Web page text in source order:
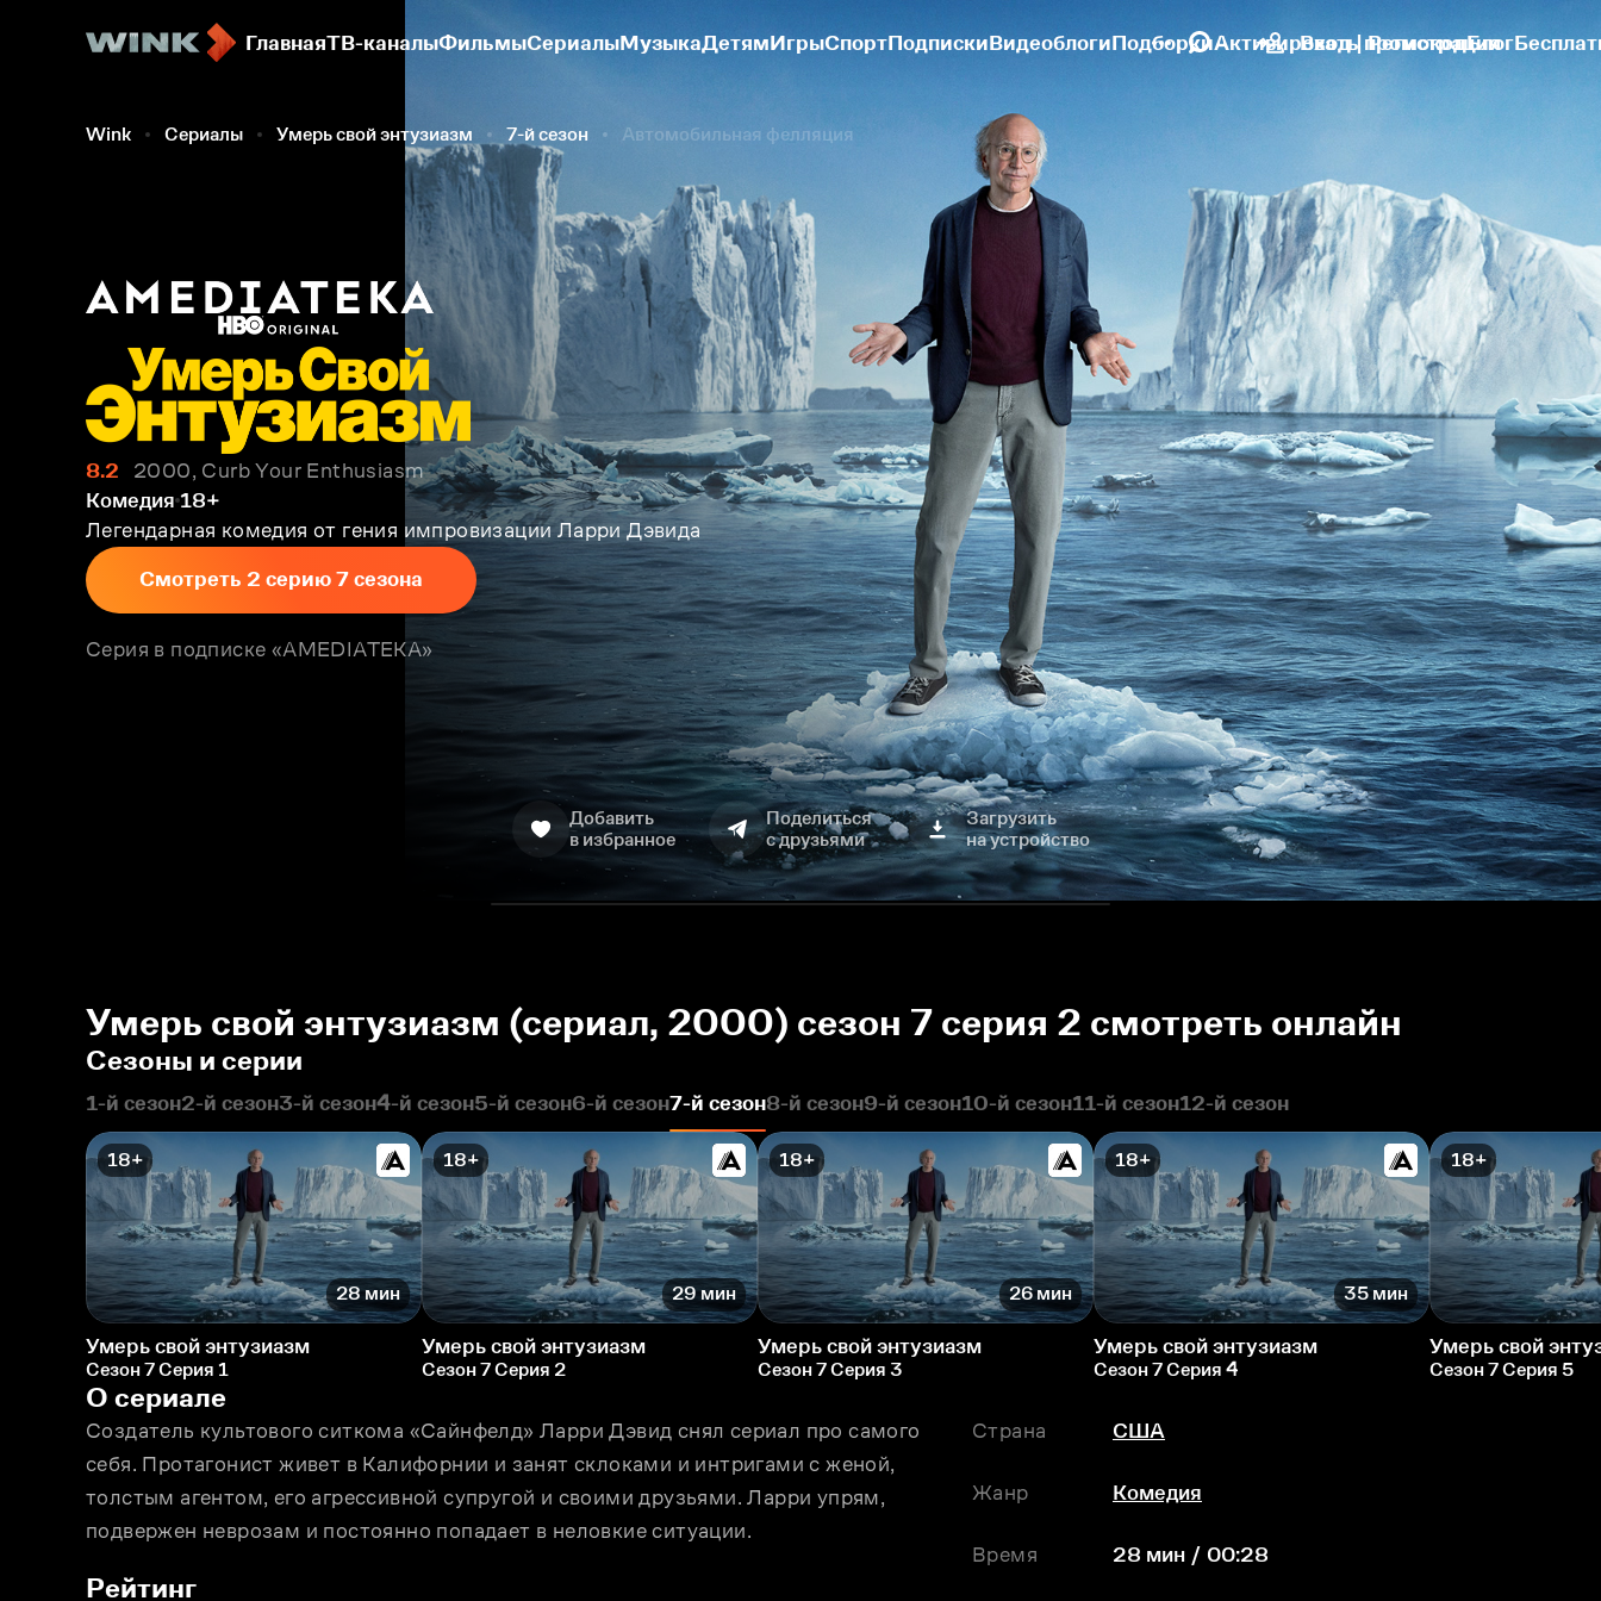
ГлавнаяТВ-каналыФильмыСериалыМузыкаДетямИгрыСпортПодпискиВидеоблогиПодборкиАктивировать промокодБлог
Вход | Регистрация
Wink Сериалы Умерь свой энтузиазм 7-й сезон Автомобильная фелляция
8.2
2000, Curb Your Enthusiasm
Комедия 18+
Легендарная комедия от гения импровизации Ларри Дэвида
Смотреть 2 серию 7 сезона
Серия в подписке «AMEDIATEKA»
Добавить
в избранное
Поделиться
с друзьями
Загрузить
на устройство
Умерь свой энтузиазм (сериал, 2000) сезон 7 серия 2 смотреть онлайн
Сезоны и серии
1-й сезон2-й сезон3-й сезон4-й сезон5-й сезон6-й сезон7-й сезон8-й сезон9-й сезон10-й сезон11-й сезон12-й сезон
18+
28 мин
Умерь свой энтузиазм
Сезон 7 Серия 1
18+
29 мин
Умерь свой энтузиазм
Сезон 7 Серия 2
18+
26 мин
Умерь свой энтузиазм
Сезон 7 Серия 3
18+
35 мин
Умерь свой энтузиазм
Сезон 7 Серия 4
18+
Умерь свой
Сезон 7 Серия 5
О сериале
Создатель культового ситкома «Сайнфелд» Ларри Дэвид снял сериал про самого
себя. Протагонист живет в Калифорнии и занят склоками и интригами с женой,
толстым агентом, его агрессивной супругой и своими друзьями. Ларри упрям,
подвержен неврозам и постоянно попадает в неловкие ситуации.
Страна США
Жанр Комедия
Время 28 мин / 00:28
Рейтинг